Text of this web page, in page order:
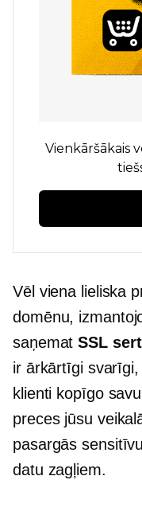
Vienkāršākais
Vēl viena lieliska
domēnu,
saņematSSL
ir ārkārtīgi
klienti kopīgo
preces jūsu
pasargās
datu zagļiem.